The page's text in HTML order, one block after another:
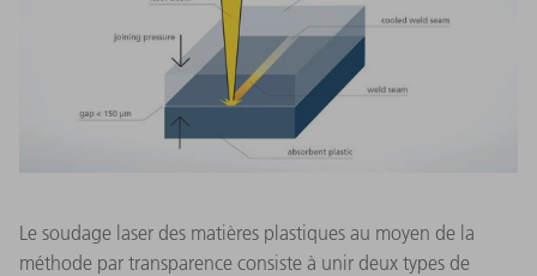
Le soudage laser des matières plastiques au moyen de la
méthode par transparence consiste à unir deux types de